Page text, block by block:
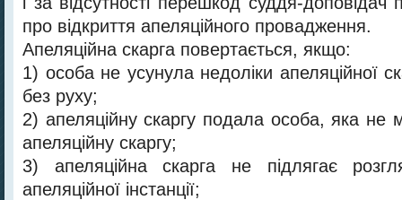
про відкриття апеляційного провадження.
Апеляційна скарга повертається, якщо:
1) особа не усунула недоліки апеляційної
без руху;
2) апеляційну скаргу подала особа, яка не
апеляційну скаргу;
3) апеляційна скарга не підлягає
апеляційної інстанції;